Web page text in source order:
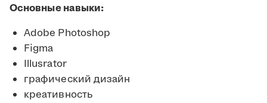
Основные навыки:
Adobe Photoshop
Figma
Illusrator
графический дизайн
креативность